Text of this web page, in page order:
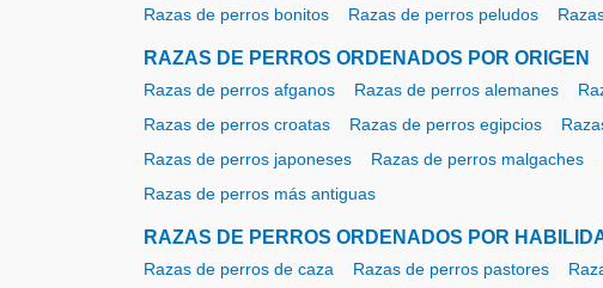
Razas de perros bonitos Razas de perros peludos
RAZAS DE PERROS ORDENADOS POR ORIGEN
Razas de perros afganos Razas de perros alemanes
Razas de perros croatas
Razas de perros egipcios
Razas de perros japoneses
Razas de perros malgaches
Razas de perros más antiguas
RAZAS DE PERROS ORDENADOS POR
Razas de perros de caza Razas de perros pastores